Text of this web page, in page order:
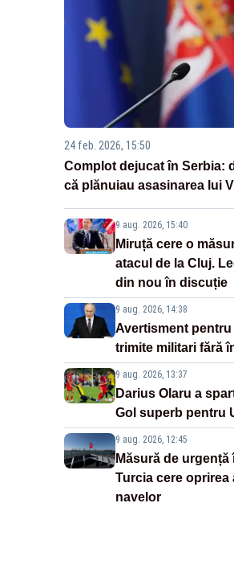
24 feb. 2026, 15:50
Complot dejucat în Serbia:
că plănuiau asasinarea lui
9 aug. 2026, 15:40
Miruță cere o
atacul de la Cluj.
din nou în discuție
9 aug. 2026, 14:38
Avertisment
trimite militari fără
9 aug. 2026, 13:37
Darius Olaru a
Gol superb pentru
9 aug. 2026, 12:45
Măsură de urgență
Turcia cere
navelor